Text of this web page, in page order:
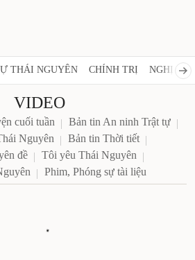
THÁI NGUYÊN CHÍNH TRỊ NGHỊ
VIDEO
cuối tuần
Bản tin An ninh Trật tự
Nguyên
Bản tin Thời tiết
đề
Tôi yêu Thái Nguyên
Phim, Phóng sự tài liệu